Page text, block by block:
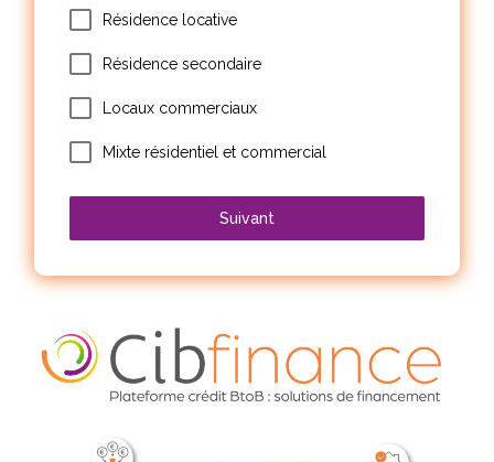
Résidence locative
Résidence secondaire
Locaux commerciaux
Mixte résidentiel et commercial
Suivant